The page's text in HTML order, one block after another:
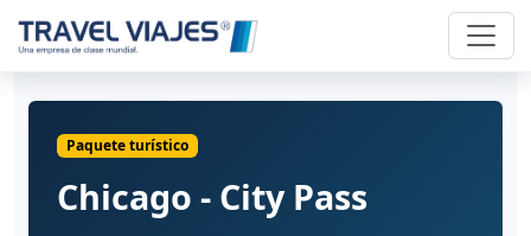
Paquete turístico
Chicago - City Pass